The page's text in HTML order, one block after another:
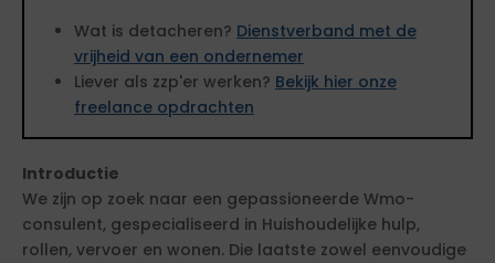
Wat is detacheren? Dienstverband met de
vrijheid van een ondernemer
Liever als zzp'er werken? Bekijk hier onze
freelance opdrachten
Introductie
We zijn op zoek naar een gepassioneerde Wmo-
consulent, gespecialiseerd in Huishoudelijke hulp,
rollen, vervoer en wonen. Die laatste zowel eenvoudige